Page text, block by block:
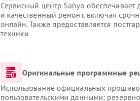
Сервисный центр Sanyo обеспечивает
и качественный ремонт, включая
онлайн. Также предоставляется
техники
Оригинальные программные
Использование официальных
пользовательскими данными: